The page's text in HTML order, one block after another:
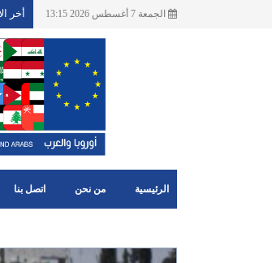
الجمعة 7 أغسطس 2026 13:15 أخر
الرئيسية من نحن اتصل بنا